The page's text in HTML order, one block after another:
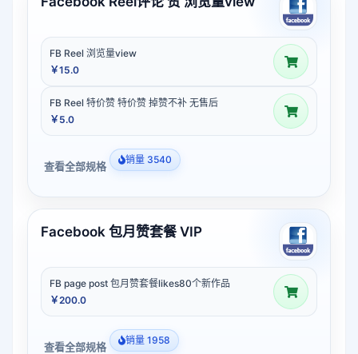
FB Reel 浏览量view
￥15.0
FB Reel 特价赞 特价赞 掉赞不补 无售后
￥5.0
查看全部规格 销量 3540
Facebook 包月赞套餐 VIP
FB page post 包月赞套餐likes80个新作品
￥200.0
查看全部规格 销量 1958